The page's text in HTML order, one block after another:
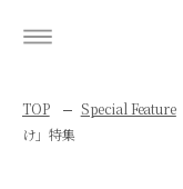
TOP Special Feature
け」特集